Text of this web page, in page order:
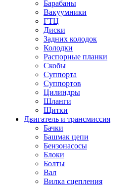
Барабаны
Вакуумники
ГТЦ
Диски
Задних колодок
Колодки
Распорные планки
Скобы
Суппорта
Суппортов
Цилиндры
Шланги
Щитки
Двигатель и трансмиссия
Бачки
Башмак цепи
Бензонасосы
Блоки
Болты
Вал
Вилка сцепления